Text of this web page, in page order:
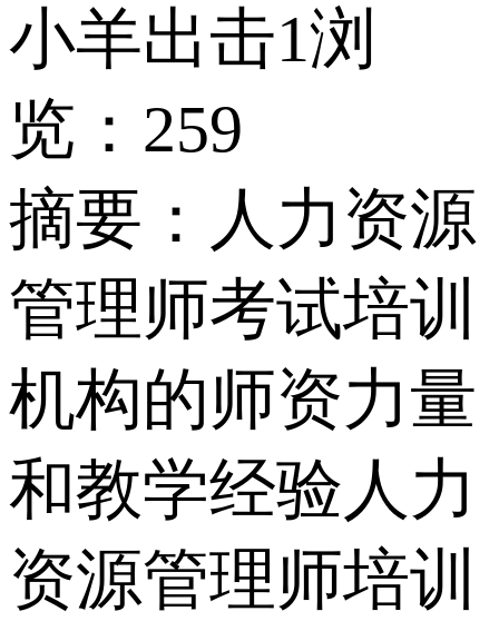
小羊出击1浏
览：259
摘要： 人力资源
管理师考试培训
机构的师资力量
和教学经验人力
资源管理师培训